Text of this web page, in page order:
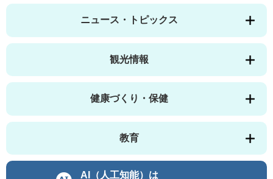
ニュース・トピックス
観光情報
健康づくり・保健
教育
AI（人工知能）は